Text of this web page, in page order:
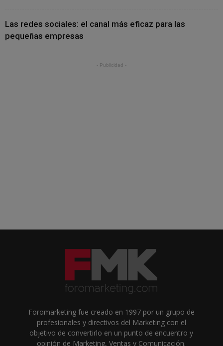
Las redes sociales: el canal más eficaz para las
pequeñas empresas
- Publicidad -
Foromarketing fue creado en 1997 por un grupo de
profesionales y directivos del Marketing con el
objetivo de convertirlo en un punto de encuentro y
opinión de Marketing, Ventas y Comunicación.